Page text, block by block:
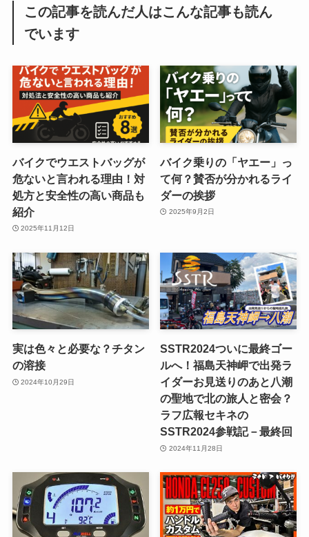
この記事を読んだ人はこんな記事も読ん
でいます
バイクでウエストバッグが
危ないと言われる理由！対
処方と安全性の高い商品も
紹介
2025年11月12日
バイク乗りの「ヤエー」っ
て何？賛否が分かれるライ
ダーの挨拶
2025年9月2日
実は色々と必要な？チタン
の溶接
2024年10月29日
SSTR2024ついに最終ゴー
ルへ！福島天神岬で出発ラ
イダーお見送りのあと八潮
の聖地で北の旅人と密会？
ラフ広報セキネの
SSTR2024参戦記－最終回
2024年11月28日